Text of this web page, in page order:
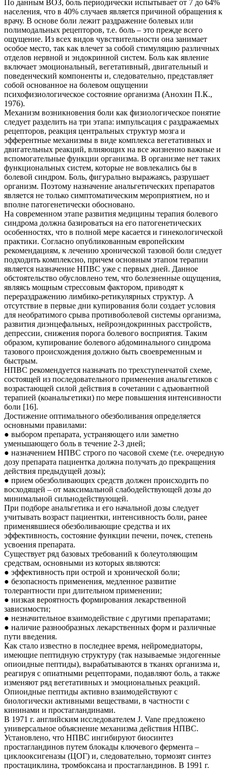
По данным ВОЗ, боль периодически испытывает от 7 до 64%
населения, что в 40% случаев является причиной обращения к
врачу. В основе боли лежит раздражение болевых или
полимодальных рецепторов, т.е. боль – это прежде всего
ощущение. Из всех видов чувствительности она занимает
особое место, так как влечет за собой стимуляцию различных
отделов нервной и эндокринной систем. Боль как явление
включает эмоциональный, вегетативный, двигательный и
поведенческий компоненты и, следовательно, представляет
собой основанное на болевом ощущении
психофизиологическое состояние организма (Анохин П.К.,
1976).
Механизм возникновения боли как физиологическое понятие
следует разделить на три этапа: импульсация с раздражаемых
рецепторов, реакция центральных структур мозга и
эфферентные механизмы в виде комплекса вегетативных и
двигательных реакций, влияющих на все жизненно важные и
вспомогательные функции организма. В организме нет таких
функциональных систем, которые не вовлекались бы в
болевой синдром. Боль, фигурально выражаясь, разрушает
организм. Поэтому назначение анальгетических препаратов
является не только симптоматическим мероприятием, но и
вполне патогенетически обосновано.
На современном этапе развития медицины терапия болевого
синдрома должна базироваться на его патогенетических
особенностях, что в полной мере касается и гинекологической
практики. Согласно опубликованным европейским
рекомендациям, к лечению хронической тазовой боли следует
подходить комплексно, причем основным этапом терапии
является назначение НПВС уже с первых дней. Данное
обстоятельство обусловлено тем, что болезненные ощущения,
являясь мощным стрессовым фактором, приводят к
перераздражению лимбико-ретикулярных структур. А
отсутствие в первые дни купирования боли создает условия
для необратимого срыва противоболевой системы организма,
развития диэнцефальных, нейроэндокринных расстройств,
депрессии, снижения порога болевого восприятия. Таким
образом, купирование болевого абдоминального синдрома
тазового происхождения должно быть своевременным и
быстрым.
НПВС рекомендуется назначать по трехступенчатой схеме,
состоящей из последовательного применения анальгетиков с
возрастающей силой действия в сочетании с адъювантной
терапией (коанальгетики) по мере повышения интенсивности
боли [16].
Достижение оптимального обезболивания определяется
основными правилами:
● выбором препарата, устраняющего или заметно
уменьшающего боль в течение 2-3 дней;
● назначением НПВС строго по часовой схеме (т.е. очередную
дозу препарата пациентка должна получать до прекращения
действия предыдущей дозы);
● прием обезболивающих средств должен происходить по
восходящей – от максимальной слабодействующей дозы до
минимальной сильнодействующей.
При подборе анальгетика и его начальной дозы следует
учитывать возраст пациентки, интенсивность боли, ранее
применявшиеся обезболивающие средства и их
эффективность, состояние функции печени, почек, степень
усвоения препарата.
Существует ряд базовых требований к болеутоляющим
средствам, основными из которых являются:
● эффективность при острой и хронической боли;
● безопасность применения, медленное развитие
толерантности при длительном применении;
● низкая вероятность формирования лекарственной
зависимости;
● незначительное взаимодействие с другими препаратами;
● наличие разнообразных лекарственных форм и различные
пути введения.
Как стало известно в последнее время, нейромедиаторы,
имеющие пептидную структуру (так называемые эндогенные
опиоидные пептиды), вырабатываются в тканях организма и,
реагируя с опиатными рецепторами, подавляют боль, а также
изменяют ряд вегетативных и эмоциональных реакций.
Опиоидные пептиды активно взаимодействуют с
биологически активными веществами, в частности с
кининами и простагландинами.
В 1971 г. английским исследователем J. Vane предложено
универсальное объяснение механизма действия НПВС.
Установлено, что НПВС ингибируют биосинтез
простагландинов путем блокады ключевого фермента –
циклооксигеназы (ЦОГ) и, следовательно, тормозят синтез
простациклина, тромбоксана и простагландинов. В 1991 г.